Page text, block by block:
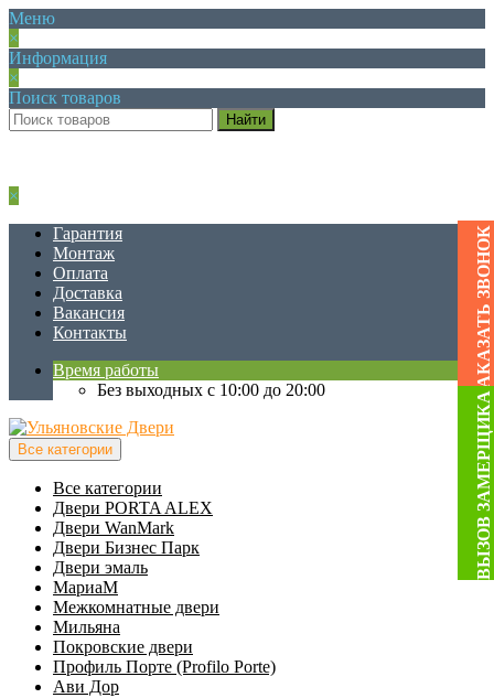
Меню
×
Информация
×
Поиск товаров
×
Гарантия
Монтаж
Оплата
Доставка
Вакансия
Контакты
Время работы
Без выходных с 10:00 до 20:00
Все категории
Все категории
Двери PORTA ALEX
Двери WanMark
Двери Бизнес Парк
Двери эмаль
МариаМ
Межкомнатные двери
Мильяна
Покровские двери
Профиль Порте (Profilo Porte)
Ави Дор
ЗАКАЗАТЬ ЗВОНОК
ВЫЗОВ ЗАМЕРЩИКА